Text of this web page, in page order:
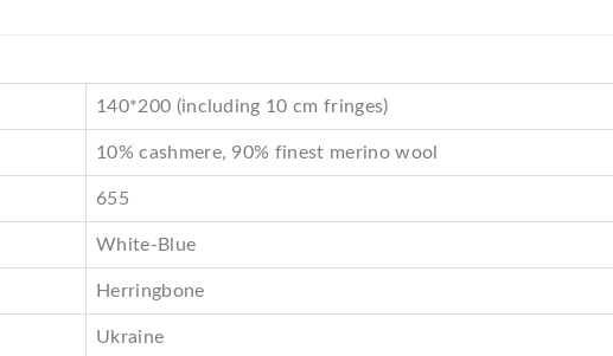
140*200 (including 10 cm fringes)
10% cashmere, 90% finest merino wool
655
White-Blue
Herringbone
Ukraine